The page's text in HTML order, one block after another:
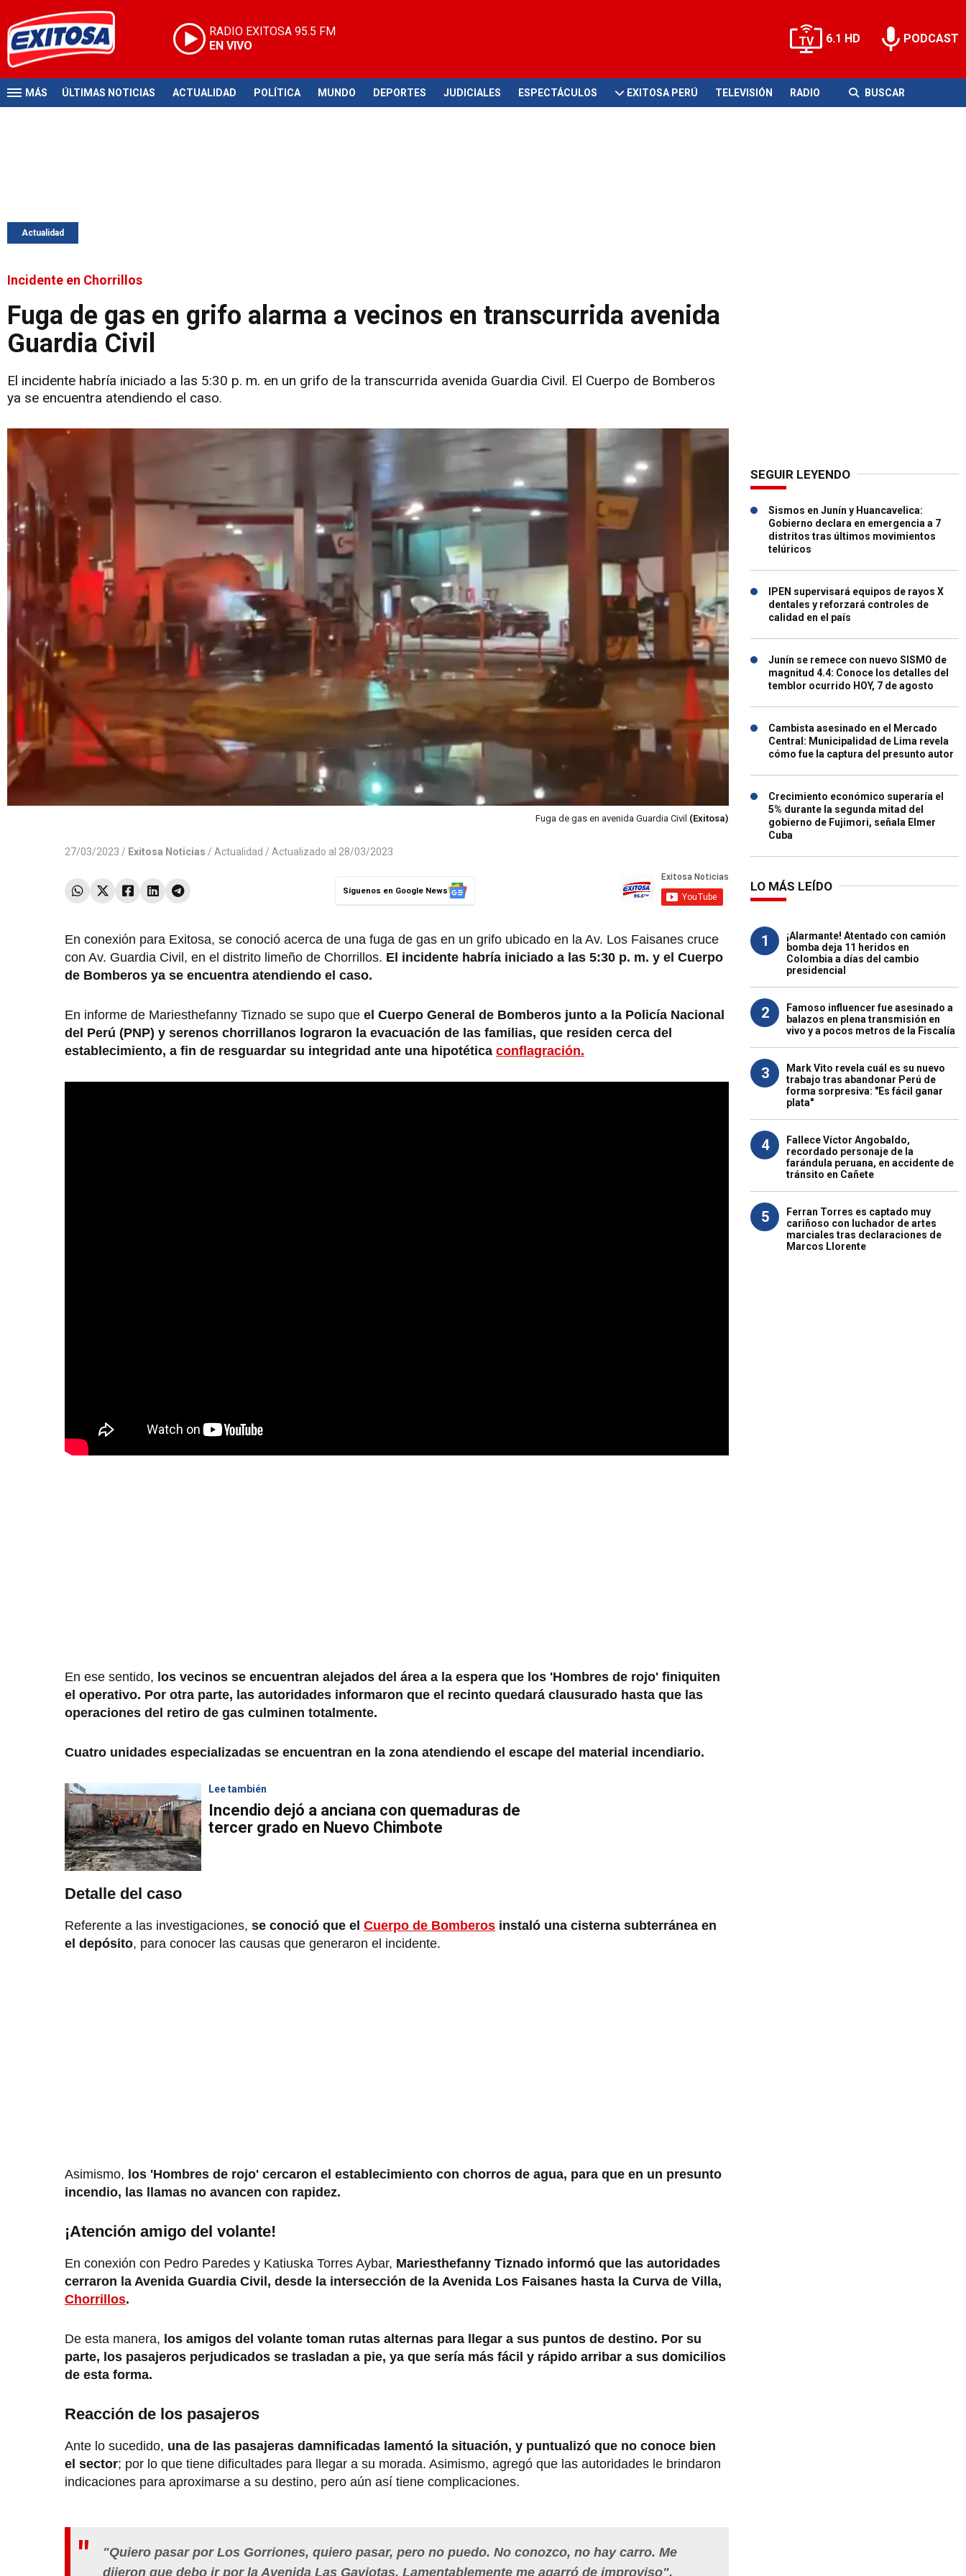
RADIO EXITOSA 95.5 FM
EN VIVO
6.1 HD PODCAST
MÁS ÚLTIMAS NOTICIAS ACTUALIDAD POLÍTICA MUNDO DEPORTES JUDICIALES ESPECTÁCULOS EXITOSA PERÚ TELEVISIÓN RADIO BUSCAR
Actualidad
Incidente en Chorrillos
Fuga de gas en grifo alarma a vecinos en transcurrida avenida
Guardia Civil
El incidente habría iniciado a las 5:30 p. m. en un grifo de la transcurrida avenida Guardia Civil. El Cuerpo de Bomberos
ya se encuentra atendiendo el caso.
Fuga de gas en avenida Guardia Civil (Exitosa)
27/03/2023 / Exitosa Noticias / Actualidad / Actualizado al 28/03/2023
Síguenos en Google News
En conexión para Exitosa, se conoció acerca de una fuga de gas en un grifo ubicado en la Av. Los Faisanes cruce
con Av. Guardia Civil, en el distrito limeño de Chorrillos. El incidente habría iniciado a las 5:30 p. m. y el Cuerpo
de Bomberos ya se encuentra atendiendo el caso.
En informe de Mariesthefanny Tiznado se supo que el Cuerpo General de Bomberos junto a la Policía Nacional
del Perú (PNP) y serenos chorrillanos lograron la evacuación de las familias, que residen cerca del
establecimiento, a fin de resguardar su integridad ante una hipotética conflagración.
En ese sentido, los vecinos se encuentran alejados del área a la espera que los 'Hombres de rojo' finiquiten
el operativo. Por otra parte, las autoridades informaron que el recinto quedará clausurado hasta que las
operaciones del retiro de gas culminen totalmente.
Cuatro unidades especializadas se encuentran en la zona atendiendo el escape del material incendiario.
Lee también
Incendio dejó a anciana con quemaduras de
tercer grado en Nuevo Chimbote
Detalle del caso
Referente a las investigaciones, se conoció que el Cuerpo de Bomberos instaló una cisterna subterránea en
el depósito, para conocer las causas que generaron el incidente.
Asimismo, los 'Hombres de rojo' cercaron el establecimiento con chorros de agua, para que en un presunto
incendio, las llamas no avancen con rapidez.
¡Atención amigo del volante!
En conexión con Pedro Paredes y Katiuska Torres Aybar, Mariesthefanny Tiznado informó que las autoridades
cerraron la Avenida Guardia Civil, desde la intersección de la Avenida Los Faisanes hasta la Curva de Villa,
Chorrillos.
De esta manera, los amigos del volante toman rutas alternas para llegar a sus puntos de destino. Por su
parte, los pasajeros perjudicados se trasladan a pie, ya que sería más fácil y rápido arribar a sus domicilios
de esta forma.
Reacción de los pasajeros
Ante lo sucedido, una de las pasajeras damnificadas lamentó la situación, y puntualizó que no conoce bien
el sector; por lo que tiene dificultades para llegar a su morada. Asimismo, agregó que las autoridades le brindaron
indicaciones para aproximarse a su destino, pero aún así tiene complicaciones.
"Quiero pasar por Los Gorriones, quiero pasar, pero no puedo. No conozco, no hay carro. Me
dijeron que debo ir por la Avenida Las Gaviotas. Lamentablemente me agarró de improviso",
SEGUIR LEYENDO
Sismos en Junín y Huancavelica:
Gobierno declara en emergencia a 7
distritos tras últimos movimientos
telúricos
IPEN supervisará equipos de rayos X
dentales y reforzará controles de
calidad en el país
Junín se remece con nuevo SISMO de
magnitud 4.4: Conoce los detalles del
temblor ocurrido HOY, 7 de agosto
Cambista asesinado en el Mercado
Central: Municipalidad de Lima revela
cómo fue la captura del presunto autor
Crecimiento económico superaría el
5% durante la segunda mitad del
gobierno de Fujimori, señala Elmer
Cuba
LO MÁS LEÍDO
1
¡Alarmante! Atentado con camión
bomba deja 11 heridos en
Colombia a días del cambio
presidencial
2
Famoso influencer fue asesinado a
balazos en plena transmisión en
vivo y a pocos metros de la Fiscalía
3
Mark Vito revela cuál es su nuevo
trabajo tras abandonar Perú de
forma sorpresiva: "Es fácil ganar
plata"
4
Fallece Víctor Angobaldo,
recordado personaje de la
farándula peruana, en accidente de
tránsito en Cañete
5
Ferran Torres es captado muy
cariñoso con luchador de artes
marciales tras declaraciones de
Marcos Llorente